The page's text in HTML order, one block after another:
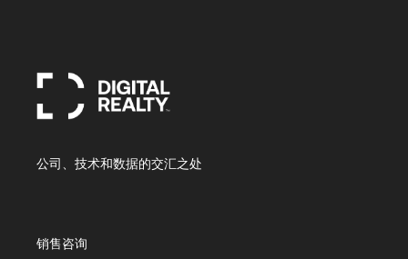
公司、技术和数据的交汇之处
销售咨询